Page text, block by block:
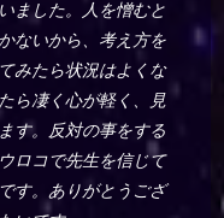
ました。人を憎むと
ないから、考え方を
みたら状況はよくな
ら凄く心が軽く、見
す。反対の事をする
ロコで先生を信じて
す。ありがとうござ